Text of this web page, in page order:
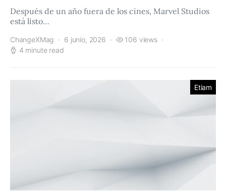
Después de un año fuera de los cines, Marvel Studios
está listo…
ChangeXMag 6 junio, 2026
106 views
4 minute read
Etiam